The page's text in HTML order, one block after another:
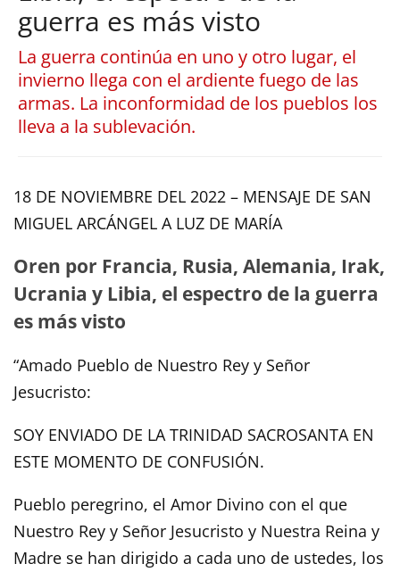
guerra es más visto
La guerra continúa en uno y otro lugar, el
invierno llega con el ardiente fuego de las
armas. La inconformidad de los pueblos los
lleva a la sublevación.
18 DE NOVIEMBRE DEL 2022 – MENSAJE DE SAN
MIGUEL ARCÁNGEL A LUZ DE MARÍA
Oren por Francia, Rusia, Alemania, Irak,
Ucrania y Libia, el espectro de la guerra
es más visto
“Amado Pueblo de Nuestro Rey y Señor
Jesucristo:
SOY ENVIADO DE LA TRINIDAD SACROSANTA EN
ESTE MOMENTO DE CONFUSIÓN.
Pueblo peregrino, el Amor Divino con el que
Nuestro Rey y Señor Jesucristo y Nuestra Reina y
Madre se han dirigido a cada uno de ustedes, los